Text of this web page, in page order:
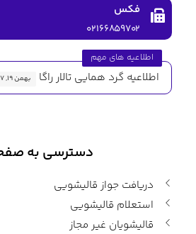
فکس
۰۲۱۶۶۸۵۹۷۰۲
اطلاعیه های مهم
اطلاعیه گرد همایی تالار راگا بهمن ۱۹, ۱۳۹۷
دسترسی به
دریافت جواز قالیشویی
استعلام قالیشویی
قالیشویان غیر مجاز